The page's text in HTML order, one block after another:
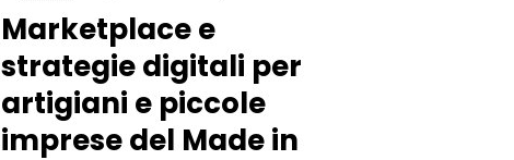
Marketplace e
strategie digitali per
artigiani e piccole
imprese del Made in